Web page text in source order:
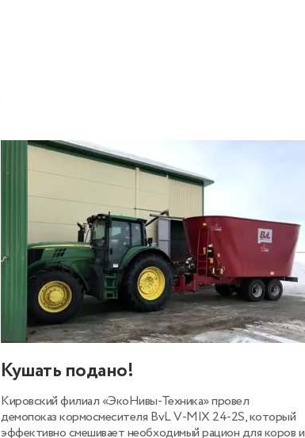
Кушать подано!
Кировский филиал «ЭкоНивы-Техника» провел
демопоказ кормосмесителя BvL V-MIX 24-2S, который
эффективно смешивает необходимый рацион для коров и